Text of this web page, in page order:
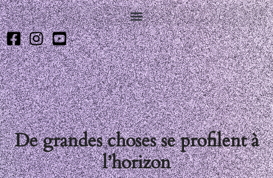
De grandes choses se profilent à
l’horizon